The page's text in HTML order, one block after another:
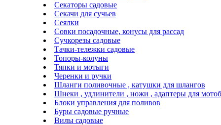
Секаторы садовые
Секачи для сучьев
Сеялки
Совки посадочные, конусы для рассад
Сучкорезы садовые
Тачки-тележки садовые
Топоры-колуны
Тяпки и мотыги
Черенки и ручки
Шланги поливочные , катушки для шлангов
Шнеки , удлинители , ножи , адаптеры для
Блоки управления для поливов
Буры садовые ручные
Вилы садовые